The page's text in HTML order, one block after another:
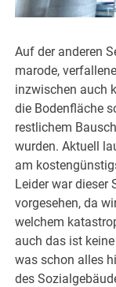
Auf der anderen
marode,
inzwischen auch
die Bodenfläche
restlichem
wurden. Aktuell
am
Leider war dieser
vorgesehen, da
welchem
auch das ist
was schon alles
des